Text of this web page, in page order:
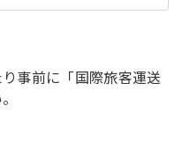
く
事前に「国際旅客運送